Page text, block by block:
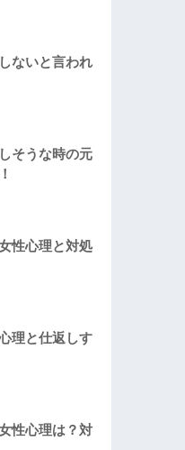
ないと言われ
そうな時の元
性心理と対処
理と仕返しす
性心理は？対